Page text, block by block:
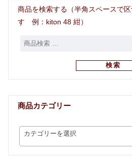
商品を検索する（半角スペースで
す 例：kiton 48 紺）
検索
商品カテゴリー
カテゴリーを選択